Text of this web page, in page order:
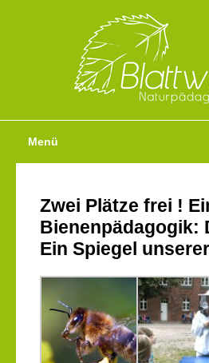
Menü
Zwei Plätze frei !
Bienenpädagogik:
Ein Spiegel